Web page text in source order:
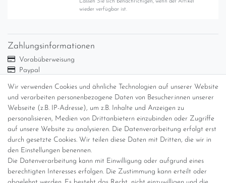
Lassen Sie sich benachrichigen, wenn der Artikel
wieder verfügbar ist.
Wir verwenden Cookies und ähnliche Technologien auf unserer Website
und verarbeiten personenbezogene Daten von Besucher:innen unserer
Webseite (z.B. IP-Adresse), um z.B. Inhalte und Anzeigen zu
personalisieren, Medien von Drittanbietern einzubinden oder Zugriffe
auf unsere Website zu analysieren. Die Datenverarbeitung erfolgt erst
durch gesetzte Cookies. Wir teilen diese Daten mit Dritten, die wir in
den Einstellungen benennen.
Die Datenverarbeitung kann mit Einwilligung oder aufgrund eines
berechtigten Interesses erfolgen. Die Zustimmung kann erteilt oder
Zahlungsinformationen
Vorabüberweisung
Paypal
Versandinformationen
Versand per GLS (6,90 Euro) oder DHL (8,49 Euro ) inkl. MwSt.
(innerhalb Deutschlands)
kostenfreie Lieferung ab 150 Euro Warenwert (innerhalb
Deutschlands)
Übersicht Internationale Versandkosten